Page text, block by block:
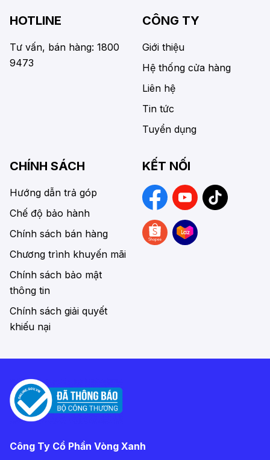
HOTLINE
Tư vấn, bán hàng: 1800
9473
CÔNG TY
Giới thiệu
Hệ thống cửa hàng
Liên hệ
Tin tức
Tuyển dụng
CHÍNH SÁCH
Hướng dẫn trả góp
Chế độ bảo hành
Chính sách bán hàng
Chương trình khuyến mãi
Chính sách bảo mật
thông tin
Chính sách giải quyết
khiếu nại
KẾT NỐI
Công Ty Cổ Phần Vòng Xanh